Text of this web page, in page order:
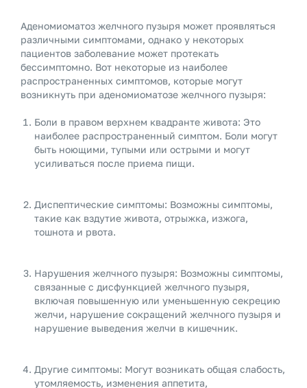
Аденомиоматоз желчного пузыря может проявляться
различными симптомами, однако у некоторых
пациентов заболевание может протекать
бессимптомно. Вот некоторые из наиболее
распространенных симптомов, которые могут
возникнуть при аденомиоматозе желчного пузыря:
Боли в правом верхнем квадранте живота: Это
наиболее распространенный симптом. Боли могут
быть ноющими, тупыми или острыми и могут
усиливаться после приема пищи.
Диспептические симптомы: Возможны симптомы,
такие как вздутие живота, отрыжка, изжога,
тошнота и рвота.
Нарушения желчного пузыря: Возможны симптомы,
связанные с дисфункцией желчного пузыря,
включая повышенную или уменьшенную секрецию
желчи, нарушение сокращений желчного пузыря и
нарушение выведения желчи в кишечник.
Другие симптомы: Могут возникать общая слабость,
утомляемость, изменения аппетита,